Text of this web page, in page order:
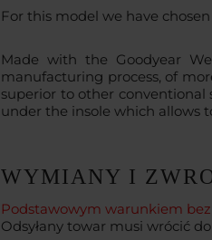
For this model we have
Made with the Goodyear
manufacturing process, of
superior to other conventional
under the insole which allows
WYMIANY I
Podstawowym warunkiem
Odsyłany towar musi wrócić